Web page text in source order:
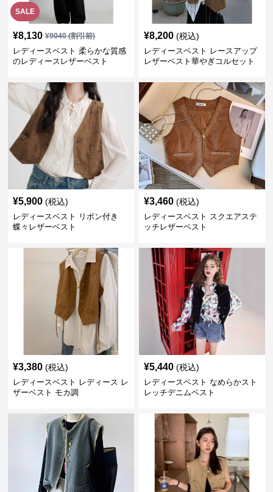
SALE
¥8,130 ¥9040(割引前)
レディースベスト 柔らかな質感
のレディースレザーベスト
¥8,200 (税込)
レディースベスト レースアップ
レザーベスト華やぎコルセット
¥5,900 (税込)
レディースベスト リボン付き
蝶々レザーベスト
¥3,460 (税込)
レディースベスト スクエアステ
ッチレザーベスト
¥3,380 (税込)
レディースベスト レディース レ
ザーベスト モカ調
¥5,440 (税込)
レディースベスト なめらかスト
レッチデニムベスト